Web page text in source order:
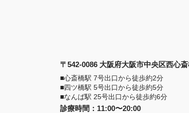
〒542-0086 大阪府大阪市中央区西心
■心斎橋駅 7号出口から徒歩約2分
■四ツ橋駅 5号出口から徒歩約5分
■なんば駅 25号出口から徒歩約6分
診療時間 ： 11:00〜20:00